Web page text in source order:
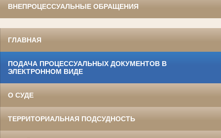
ВНЕПРОЦЕССУАЛЬНЫЕ ОБРАЩЕНИЯ
ГЛАВНАЯ
ПОДАЧА ПРОЦЕССУАЛЬНЫХ ДОКУМЕНТОВ В
ЭЛЕКТРОННОМ ВИДЕ
О СУДЕ
ТЕРРИТОРИАЛЬНАЯ ПОДСУДНОСТЬ